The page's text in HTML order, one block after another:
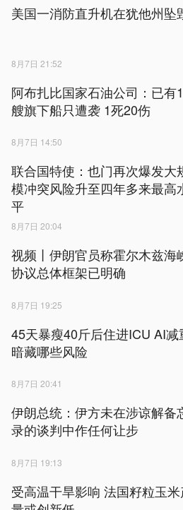
美国一消防直升机在犹他州坠
8月7日 21:52
阿布扎比国家石油公司：已有
艘旗下船只遭袭 1死20伤
8月7日 14:50
联合国特使：也门再次爆发大
模冲突风险升至四年多来最高
平
8月7日 20:04
视频丨伊朗官员称霍尔木兹海
协议总体框架已明确
8月7日 19:25
45天暴瘦40斤后住进ICU AI减
暗藏哪些风险
8月7日 20:41
伊朗总统：伊方未在涉谅解备
录的谈判中作任何让步
8月7日 19:13
受高温干旱影响 法国籽粒玉